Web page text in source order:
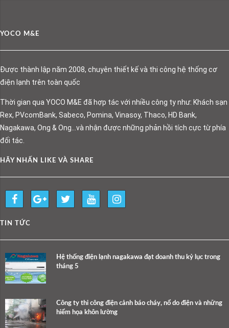
YOCO M&E
Được thành lập năm 2008, chuyên thiết kế và thi công hệ thống cơ
điện lạnh trên toàn quốc
Thời gian qua YOCO M&E đã hợp tác với nhiều công ty như: Khách sạn
Rex, PVcomBank, Sabeco, Pomina, Vinasoy, Thaco, HD Bank,
Nagakawa, Ong & Ong…và nhận được những phản hồi tích cực từ phía
đối tác.
HÃY NHẤN LIKE VÀ SHARE
TIN TỨC
Hệ thống điện lạnh nagakawa đạt doanh thu kỷ lục trong
tháng 5
Công ty thi công điện cảnh báo cháy, nổ do điện và những
hiểm họa khôn lường